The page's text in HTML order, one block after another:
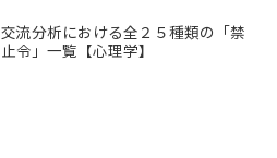
交流分析における全２５種類の「禁
止令」一覧【心理学】